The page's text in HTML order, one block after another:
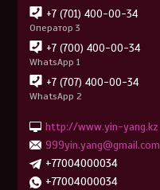
+7 (701) 400-00-34
Оператор 3
+7 (700) 400-00-34
WhatsApp 1
+7 (707) 400-00-34
WhatsApp 2
http://www.yin-yang.kz
999yin.yang@gmail.com
+77004000034
+77004000034